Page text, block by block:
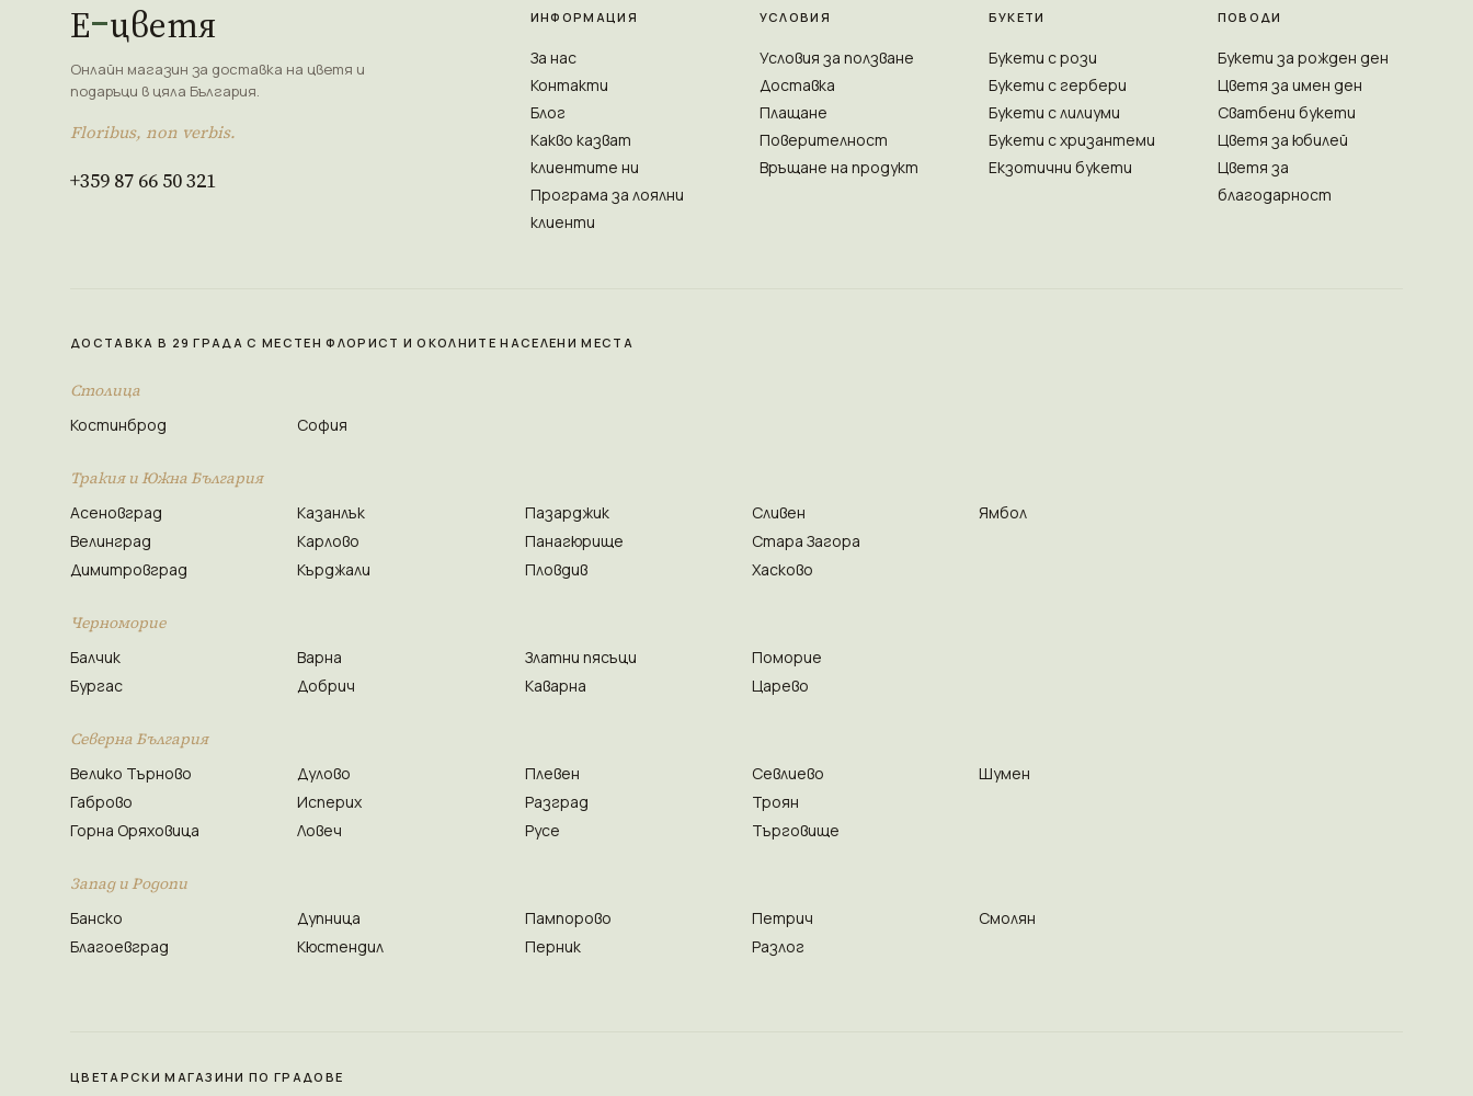
Е цветя
Онлайн магазин за доставка на цветя и
подаръци в цяла България.
Floribus, non verbis.
+359 87 66 50 321
ИНФОРМАЦИЯ
За нас
Контакти
Блог
Какво казват
клиентите ни
Програма за лоялни
клиенти
УСЛОВИЯ
Условия за ползване
Доставка
Плащане
Поверителност
Връщане на продукт
БУКЕТИ
Букети с рози
Букети с гербери
Букети с лилиуми
Букети с хризантеми
Екзотични букети
ПОВОДИ
Букети за рожден ден
Цветя за имен ден
Сватбени букети
Цветя за юбилей
Цветя за
благодарност
ДОСТАВКА В 29 ГРАДА С МЕСТЕН ФЛОРИСТ И ОКОЛНИТЕ НАСЕЛЕНИ МЕСТА
Столица
Костинброд София
Тракия и Южна България
Асеновград
Велинград
Димитровград
Казанлък
Карлово
Кърджали
Пазарджик
Панагюрище
Пловдив
Сливен
Стара Загора
Хасково
Ямбол
Черноморие
Балчик
Бургас
Варна
Добрич
Златни пясъци
Каварна
Поморие
Царево
Северна България
Велико Търново
Габрово
Горна Оряховица
Дулово
Исперих
Ловеч
Плевен
Разград
Русе
Севлиево
Троян
Търговище
Шумен
Запад и Родопи
Банско
Благоевград
Дупница
Кюстендил
Пампорово
Перник
Петрич
Разлог
Смолян
ЦВЕТАРСКИ МАГАЗИНИ ПО ГРАДОВЕ